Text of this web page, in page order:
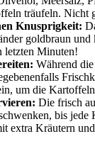
träufeln. Nicht
Knusprigkeit:
goldbraun
letzten Minuten!
Während
um die
Die frisch
bis
extra Kräutern